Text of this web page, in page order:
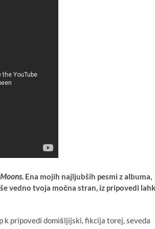
. Ena mojih najljubših pesmi z albuma,
vedno tvoja močna stran, iz pripovedi
k pripovedi domišljijski, fikcija torej, seveda